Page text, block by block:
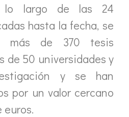
lo largo de las 24
hasta la fecha, se
más de 370 tesis
de 50 universidades y
y se han
por un valor cercano
euros.